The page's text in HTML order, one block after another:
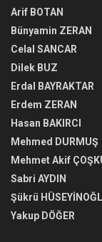
Arif BOTAN
Bünyamin ZERAN
Celal SANCAR
Dilek BUZ
Erdal BAYRAKTAR
Erdem ZERAN
Hasan BAKIRCI
Mehmed DURMUŞ
Mehmet Akif
Sabri AYDIN
Şükrü
Yakup DÖĞER